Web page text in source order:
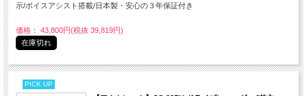
示/ボイスアシスト搭載/日本製・安心の３年保証付き
価格： 43,800円(税抜 39,819円)
在庫切れ
PICK UP